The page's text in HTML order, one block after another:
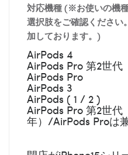
対応機種 (※お使いの機
選択肢をご確認ください
加しております。)
AirPods 4
AirPods Pro 第2世代
AirPods Pro
AirPods 3
AirPods ( 1 / 2 )
AirPods Pro 第2世代
年）/AirPods Proは